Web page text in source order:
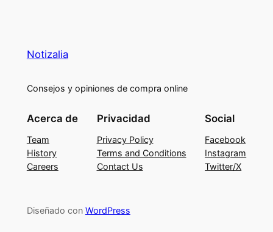
Notizalia
Consejos y opiniones de compra online
Acerca de
Team
History
Careers
Privacidad
Privacy Policy
Terms and Conditions
Contact Us
Social
Facebook
Instagram
Twitter/X
Diseñado con WordPress